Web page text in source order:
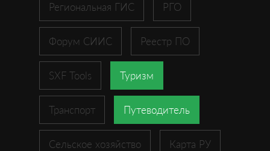
Региональная ГИС РГО
Форум СИИС Реестр ПО
SXF Tools Туризм
Транспорт Путеводитель
Сельское хозяйство Карта РУ